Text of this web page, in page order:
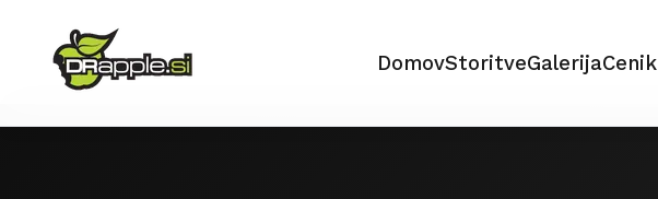
DomovStoritveGalerijaCenik